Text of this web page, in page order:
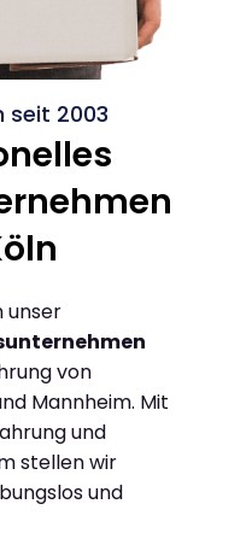
seit 2003
unser
von
Mannheim. Mit
und
stellen wir
und